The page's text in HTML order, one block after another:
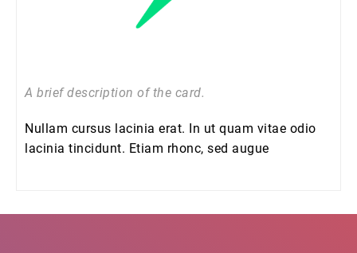
A brief description of the card.
Nullam cursus lacinia erat. In ut quam vitae odio
lacinia tincidunt. Etiam rhonc, sed augue